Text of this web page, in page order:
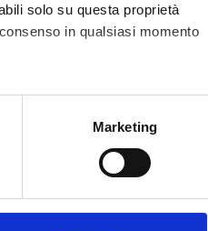
solo su questa proprietà
in qualsiasi momento
metro,Marketing